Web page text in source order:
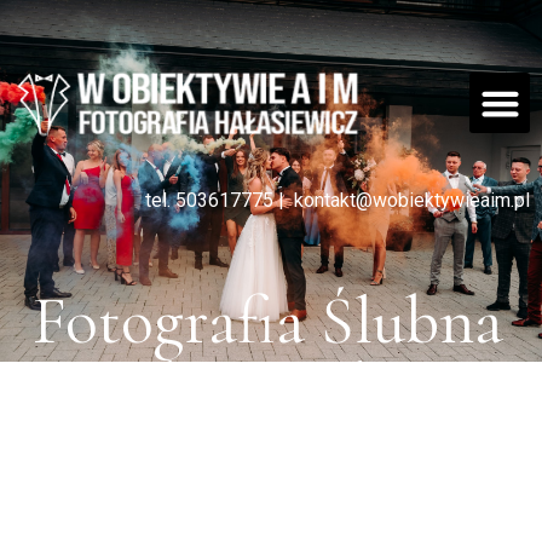
tel. 503617775|kontakt@wobiektywieaim.pl
Fotografia Ślubna
Zielona Góra -